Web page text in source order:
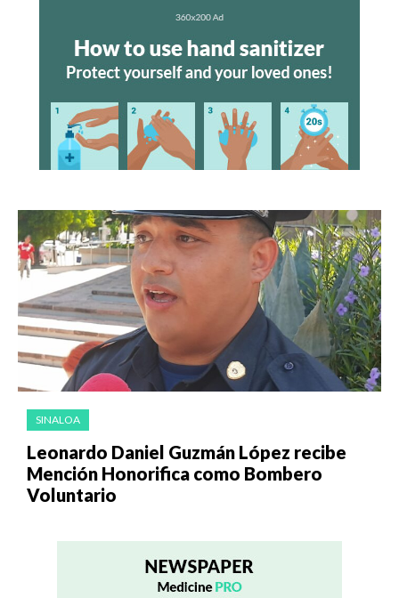
SINALOA
Leonardo Daniel Guzmán López recibe
Mención Honorifica como Bombero
Voluntario